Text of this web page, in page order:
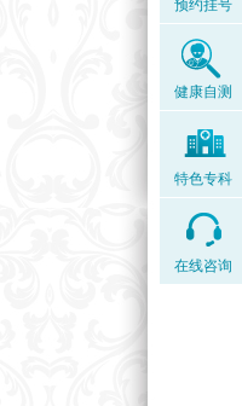
预约挂号
健康自测
特色专科
在线咨询